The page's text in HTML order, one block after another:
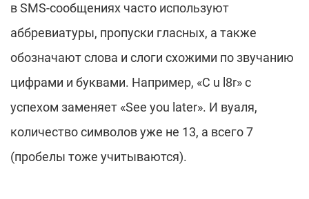
в SMS-сообщениях часто используют
аббревиатуры, пропуски гласных, а также
обозначают слова и слоги схожими по звучанию
цифрами и буквами. Например, «C u l8r» с
успехом заменяет «See you later». И вуаля,
количество символов уже не 13, а всего 7
(пробелы тоже учитываются).